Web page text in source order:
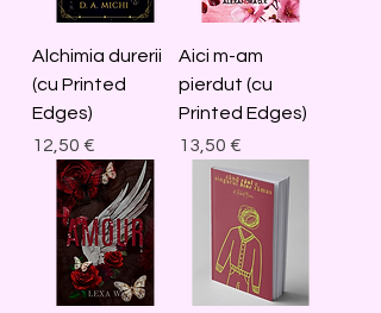
Alchimia durerii
(cu Printed
Edges)
Price
12,50 €
Aici m-am
pierdut (cu
Printed Edges)
Price
13,50 €